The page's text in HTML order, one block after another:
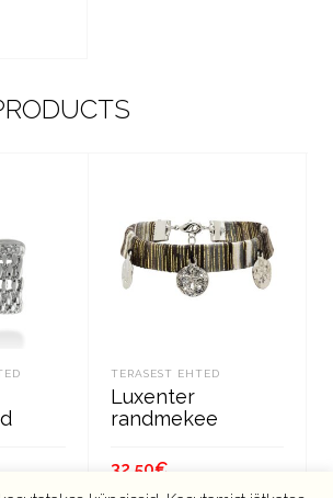
TERASEST EHTED
Luxenter
randmekee
32.50€